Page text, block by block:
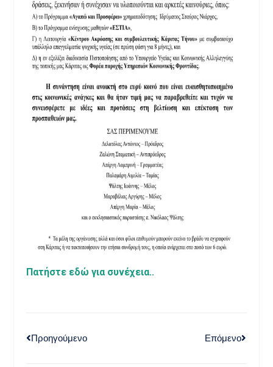
Πατήστε εδώ για συνέχεια..
Προηγούμενο Επόμενο